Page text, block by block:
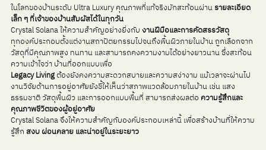
ในโลกของบ้านระดับ Ultra Luxury คุณภาพที่แท้จริงมักสะท้อนผ่าน รายละเอียด
เล็ก ๆ ที่เจ้าของบ้านสัมผัสได้ในทุกวัน
Crystal Solana ให้ความสำคัญอย่างยิ่งกับ งานฝีมือและการคัดสรรวัสดุ
ทุกองค์ประกอบตั้งแต่งานสถาปัตยกรรมไปจนถึงพื้นผิวภายในบ้าน ถูกเลือกจาก
วัสดุที่มีคุณภาพสูง ทนทาน และสามารถคงความงามได้อย่างยาวนาน ซึ่งสะท้อน
ความเข้าใจว่า บ้านที่ออกแบบเพื่อ
Legacy Living ต้องยังคงความสะดวกสบายและความสง่างาม แม้เวลาจะผ่านไป
งานวิจัยด้านการอยู่อาศัยยังชี้ให้เห็นว่าสภาพแวดล้อมภายในบ้าน เช่น แสง
ธรรมชาติ วัสดุพื้นผิว และการออกแบบพื้นที่ สามารถส่งผลต่อ ความรู้สึกและ
คุณภาพชีวิตของผู้อยู่อาศัย
Crystal Solana จึงให้ความสำคัญกับองค์ประกอบเหล่านี้ เพื่อสร้างบ้านที่ให้ความ
รู้สึก สงบ ผ่อนคลาย และน่าอยู่ในระยะยาว